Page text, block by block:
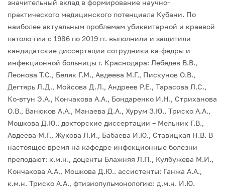
значительный вклад в формирование научно-
практического медицинского потенциала Кубани. По
наиболее актуальным проблемам убиквитарной и краевой
патоло-гии с 1986 по 2019 гг. выполнили и защитили
кандидатские диссертации сотрудники ка-федры и
инфекционной больницы г. Краснодара: Лебедев В.В.,
Леонова Т.С., Беляк Г.М., Авдеева М.Г., Пискунов О.В.,
Дегтярь Л.Д., Мойсова Д.Л., Андреев Р.Е., Тарасова Л.С.,
Ко-втун Э.А., Кончакова А.А., Бондаренко И.Н., Стриханова
О.В., Ванюков А.А., Манаева Д.А., Хурум З.Ю., Триско А.А.,
Мошкова Д.Ю., докторские диссертации – Мельник Г.В.,
Авдеева М.Г., Жукова Л.И., Бабаева И.Ю., Ставицкая Н.В. В
настоящее время на кафедре инфекционные болезни
преподают: к.м.н., доценты Блажняя Л.П., Кулбужева М.И.,
Кончакова А.А., Мошкова Д.Ю.. ассистенты: Ганжа А.А.,
к.м.н. Триско А.А., фтизиопульмонологию: д.м.н. И.Ю.